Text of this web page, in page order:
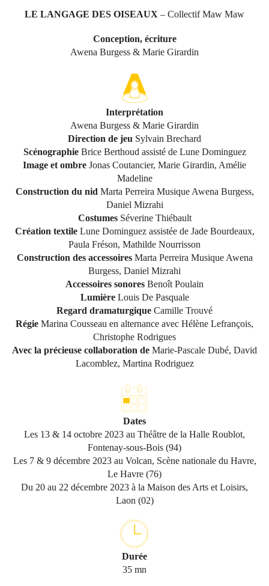
LE LANGAGE DES OISEAUX – Collectif Maw Maw
Conception, écriture
Awena Burgess & Marie Girardin
Interprétation
Awena Burgess & Marie Girardin
Direction de jeu Sylvain Brechard
Scénographie Brice Berthoud assisté de Lune Dominguez
Image et ombre Jonas Coutancier, Marie Girardin, Amélie
Madeline
Construction du nid Marta Perreira Musique Awena Burgess,
Daniel Mizrahi
Costumes Séverine Thiébault
Création textile Lune Dominguez assistée de Jade Bourdeaux,
Paula Fréson, Mathilde Nourrisson
Construction des accessoires Marta Perreira Musique Awena
Burgess, Daniel Mizrahi
Accessoires sonores Benoît Poulain
Lumière Louis De Pasquale
Regard dramaturgique Camille Trouvé
Régie Marina Cousseau en alternance avec Hélène Lefrançois,
Christophe Rodrigues
Avec la précieuse collaboration de Marie-Pascale Dubé, David
Lacomblez, Martina Rodriguez
Dates
Les 13 & 14 octobre 2023 au Théâtre de la Halle Roublot,
Fontenay-sous-Bois (94)
Les 7 & 9 décembre 2023 au Volcan, Scène nationale du Havre,
Le Havre (76)
Du 20 au 22 décembre 2023 à la Maison des Arts et Loisirs,
Laon (02)
Durée
35 mn